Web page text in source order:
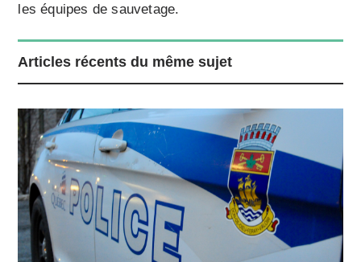
les équipes de sauvetage.
Articles récents du même sujet